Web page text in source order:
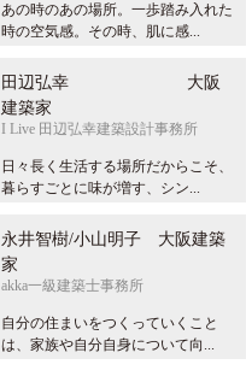
あの時のあの場所。一歩踏み入れた
時の空気感。その時、肌に感...
田辺弘幸 大阪
建築家
I Live 田辺弘幸建築設計事務所
日々長く生活する場所だからこそ、
暮らすごとに味が増す、シン...
永井智樹/小山明子 大阪建築
家
akka一級建築士事務所
自分の住まいをつくっていくこと
は、家族や自分自身について向...